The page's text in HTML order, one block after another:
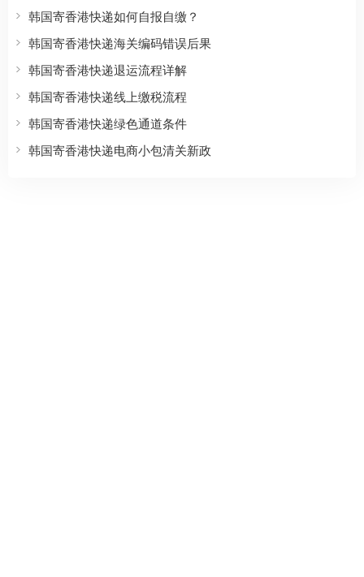
韩国寄香港快递如何自报自缴？
韩国寄香港快递海关编码错误后果
韩国寄香港快递退运流程详解
韩国寄香港快递线上缴税流程
韩国寄香港快递绿色通道条件
韩国寄香港快递电商小包清关新政